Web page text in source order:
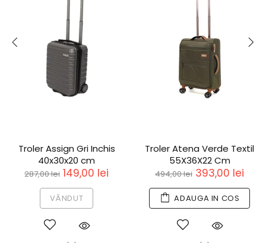
Troler Assign Gri Inchis
40x30x20 cm
287,00 lei 149,00 lei
VÂNDUT
Troler Atena Verde Textil
55X36X22 Cm
494,00 lei 393,00 lei
ADAUGA IN COS